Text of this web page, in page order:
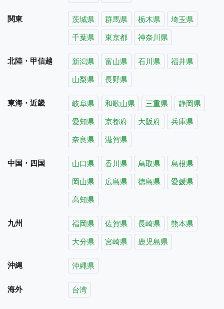
関東 茨城県 群馬県 栃木県
埼玉県
千葉県
東京都 神奈川県
北陸・甲信越 新潟県 富山県 石川県
福井県
山梨県
長野県
東海・近畿 岐阜県 和歌山県 三重県
静岡県
愛知県
京都府 大阪府
兵庫県
奈良県
滋賀県
中国・四国 山口県 香川県 鳥取県
島根県
岡山県
広島県 徳島県
愛媛県
高知県
九州 福岡県 佐賀県 長崎県
熊本県
大分県
宮崎県 鹿児島県
沖縄 沖縄県
海外 台湾